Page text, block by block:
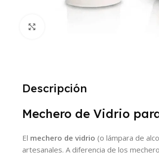
Descripción
Mechero de Vidrio
El mechero de vidrio (o lámpara de
artesanales. A diferencia de los